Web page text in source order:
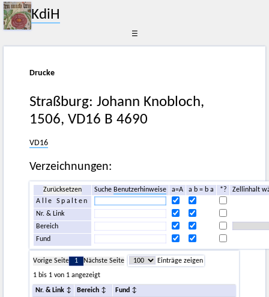
KdiH
☰
Drucke
Straßburg: Johann Knobloch,
1506, VD16 B 4690
VD16
Verzeichnungen:
Zurücksetzen Suche Benutzerhinweise a=A a b = b a *?
Zellinhalt
Alle Spalten
Nr. & Link
Bereich
Fund
Vorige Seite 1 Nächste Seite
Einträge zeigen
1 bis 1 von 1 angezeigt
Nr. & Link Bereich
Fund